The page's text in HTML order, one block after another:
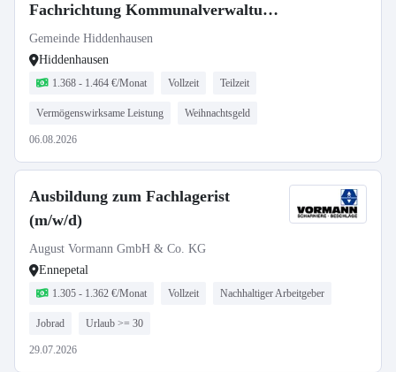
Fachrichtung Kommunalverwaltung
(m/w/d) Vollzeit / Teilzeit
Gemeinde Hiddenhausen
Hiddenhausen
1.368 - 1.464 €/Monat Vollzeit Teilzeit
Vermögenswirksame Leistung Weihnachtsgeld
06.08.2026
Ausbildung zum Fachlagerist
(m/w/d)
August Vormann GmbH & Co. KG
Ennepetal
1.305 - 1.362 €/Monat Vollzeit Nachhaltiger Arbeitgeber
Jobrad Urlaub >= 30
29.07.2026